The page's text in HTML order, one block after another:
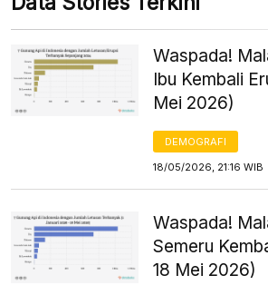
Waspada!
Ibu Kembali
Mei 2026)
DEMOGRAFI
18/05/2026, 21:16 WIB
Waspada!
Semeru
18 Mei 2026)